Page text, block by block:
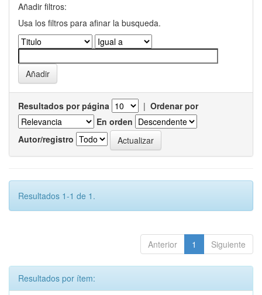
Añadir filtros:
Usa los filtros para afinar la busqueda.
Resultados por página | Ordenar por
En orden
Autor/registro
Resultados 1-1 de 1.
Anterior 1 Siguiente
Resultados por ítem: